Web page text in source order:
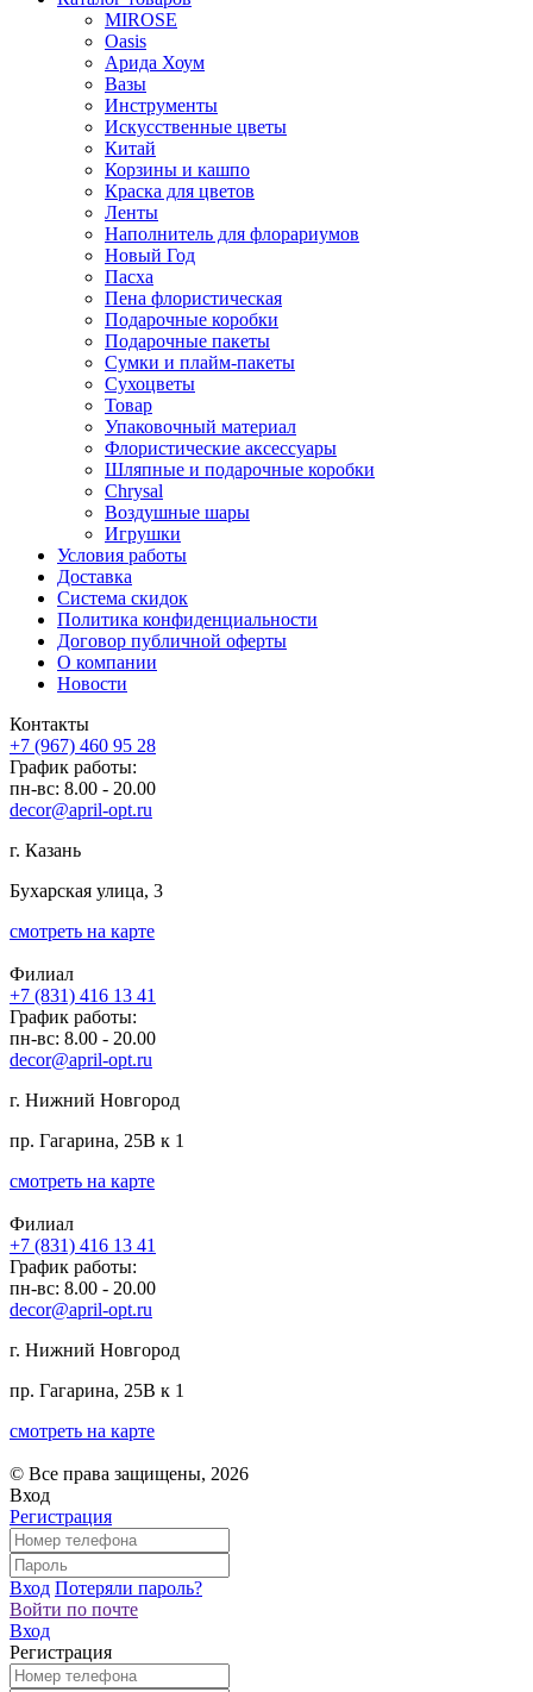
MIROSE
Oasis
Арида Хоум
Вазы
Инструменты
Искусственные цветы
Китай
Корзины и кашпо
Краска для цветов
Ленты
Наполнитель для флорариумов
Новый Год
Пасха
Пена флористическая
Подарочные коробки
Подарочные пакеты
Сумки и плайм-пакеты
Сухоцветы
Товар
Упаковочный материал
Флористические аксессуары
Шляпные и подарочные коробки
Chrysal
Воздушные шары
Игрушки
Условия работы
Доставка
Система скидок
Политика конфиденциальности
Договор публичной оферты
О компании
Новости
Контакты
+7 (967) 460 95 28
График работы:
пн-вс: 8.00 - 20.00
decor@april-opt.ru
г. Казань
Бухарская улица, 3
смотреть на карте
Филиал
+7 (831) 416 13 41
График работы:
пн-вс: 8.00 - 20.00
decor@april-opt.ru
г. Нижний Новгород
пр. Гагарина, 25В к 1
смотреть на карте
Филиал
+7 (831) 416 13 41
График работы:
пн-вс: 8.00 - 20.00
decor@april-opt.ru
г. Нижний Новгород
пр. Гагарина, 25В к 1
смотреть на карте
© Все права защищены, 2026
Вход
Регистрация
Вход Потеряли пароль?
Войти по почте
Вход
Регистрация